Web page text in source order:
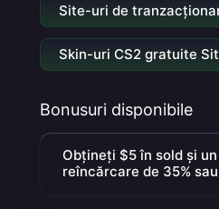
Site-uri de
Skin-uri CS2 gratuite
Bonusuri disponibile
Obțineți $5 în sold și
reîncărcare de 35%